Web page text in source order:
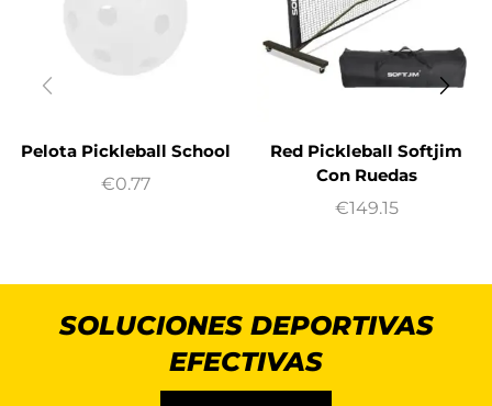
Pelota Pickleball School
€0.77
Red Pickleball Softjim
Con Ruedas
€149.15
SOLUCIONES DEPORTIVAS
EFECTIVAS